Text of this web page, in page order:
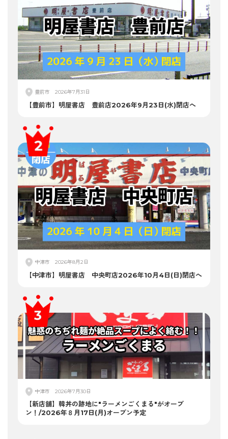
豊前市 2026年7月31日
【豊前市】明屋書店 豊前店2026年9月23日(水)閉店へ
中津市 2026年8月2日
【中津市】明屋書店 中央町店2026年10月4日(日)閉店へ
中津市 2026年7月30日
【新店舗】韓丼の跡地に"ラーメンごくまる"がオープ
ン！/2026年８月17日(月)オープン予定